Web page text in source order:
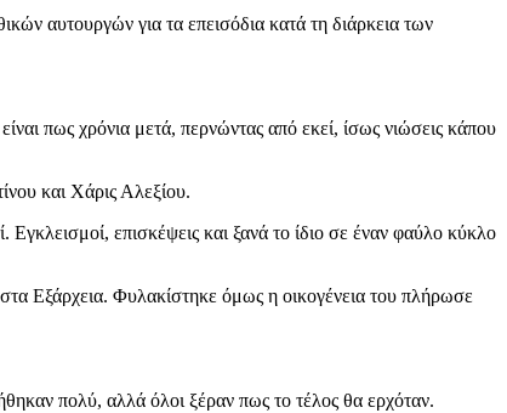
αυτουργών για τα επεισόδια κατά τη διάρκεια των
πως χρόνια μετά, περνώντας από εκεί, ίσως νιώσεις κάπου
και Χάρις Αλεξίου.
επισκέψεις και ξανά το ίδιο σε έναν φαύλο κύκλο
Εξάρχεια. Φυλακίστηκε όμως η οικογένεια του πλήρωσε
πολύ, αλλά όλοι ξέραν πως το τέλος θα ερχόταν.